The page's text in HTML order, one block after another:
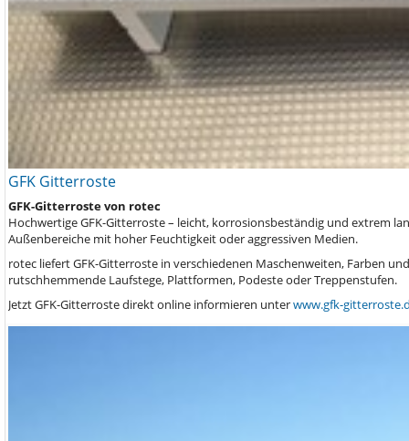
GFK Gitterroste
GFK-Gitterroste von rotec
Hochwertige GFK-Gitterroste – leicht, korrosionsbeständig und extrem
Außenbereiche mit hoher Feuchtigkeit oder aggressiven Medien.
rotec liefert GFK-Gitterroste in verschiedenen Maschenweiten, Farben
rutschhemmende Laufstege, Plattformen, Podeste oder Treppenstufen.
Jetzt GFK-Gitterroste direkt online informieren unterwww.gfk-